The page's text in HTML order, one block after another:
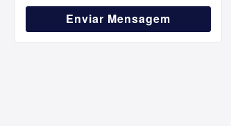
Enviar Mensagem